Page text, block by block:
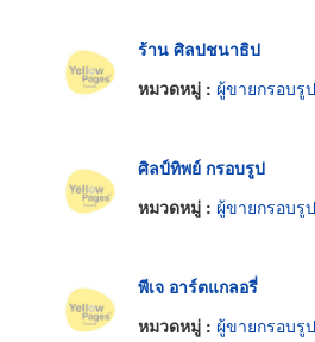
ร้าน ศิลปชนาธิป
หมวดหมู่ : ผู้ขายกรอบรูป
ศิลป์ทิพย์ กรอบรูป
หมวดหมู่ : ผู้ขายกรอบรูป
พีเจ อาร์ตแกลอรี่
หมวดหมู่ : ผู้ขายกรอบรูป